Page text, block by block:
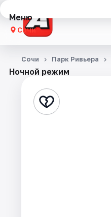
Меню
Сочи
Концерты
Стендап
Ночной режим
Сочи Парк Ривьера